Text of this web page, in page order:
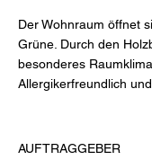
Der Wohnraum öffnet
Grüne. Durch den
besonderes Raumklima.
Allergikerfreundlich
AUFTRAGGEBER